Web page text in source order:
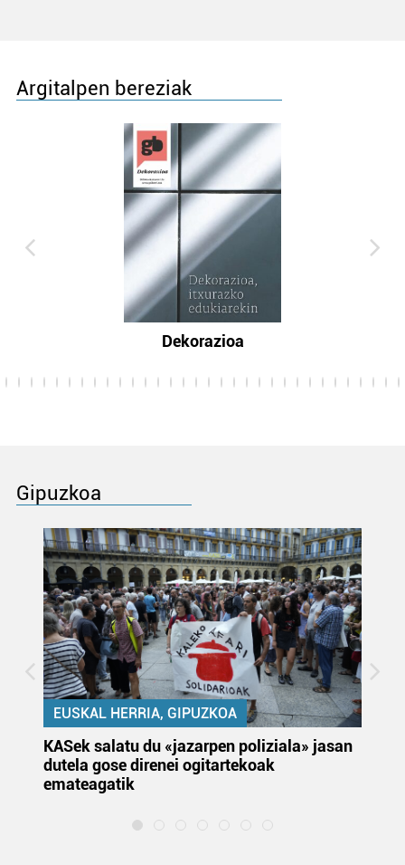
Argitalpen bereziak
Dekorazioa
Gipuzkoa
EUSKAL HERRIA, GIPUZKOA
KASek salatu du «jazarpen poliziala» jasan
dutela gose direnei ogitartekoak
emateagatik